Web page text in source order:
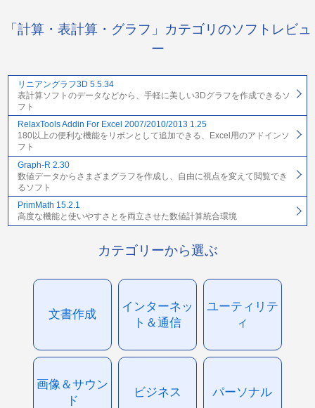
「計算・表計算・グラフ」カテゴリのソフトレビュ
ー
リニアングラフ3D 5.5.34
表計算ソフトのデータなどから、手軽に美しい3Dグラフを作成できるソ
フト
RelaxTools Addin For Excel 2007/2010/2013 1.25
180以上の便利な機能をリボンとして追加できる、Excel用のアドインソ
フト
Graph-R 2.30
数値データからさまざまグラフを作成し、自由に視点を変えて閲覧でき
るソフト
PrimMath 15.2.1
高度な機能と使いやすさとを両立させた数値計算統合環境
カテゴリーから選ぶ
文書作成
インターネッ
ト＆通信
ユーティリテ
ィ
画像＆サウン
ド
ビジネス パーソナル